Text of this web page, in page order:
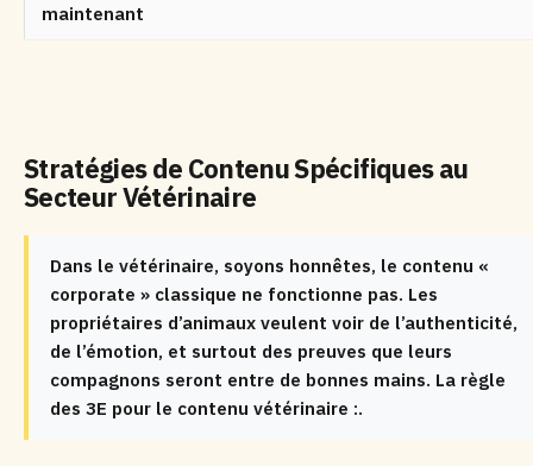
maintenant
Stratégies de Contenu Spécifiques au
Secteur Vétérinaire
Dans le vétérinaire, soyons honnêtes, le contenu «
corporate » classique ne fonctionne pas. Les
propriétaires d’animaux veulent voir de l’authenticité,
de l’émotion, et surtout des preuves que leurs
compagnons seront entre de bonnes mains. La règle
des 3E pour le contenu vétérinaire :.